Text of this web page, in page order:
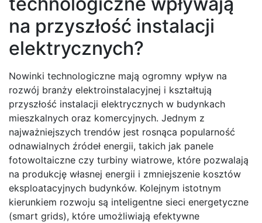
na przyszłość instalacji
elektrycznych?
Nowinki technologiczne mają ogromny wpływ na
rozwój branży elektroinstalacyjnej i kształtują
przyszłość instalacji elektrycznych w budynkach
mieszkalnych oraz komercyjnych. Jednym z
najważniejszych trendów jest rosnąca popularność
odnawialnych źródeł energii, takich jak panele
fotowoltaiczne czy turbiny wiatrowe, które pozwalają
na produkcję własnej energii i zmniejszenie kosztów
eksploatacyjnych budynków. Kolejnym istotnym
kierunkiem rozwoju są inteligentne sieci energetyczne
(smart grids), które umożliwiają efektywne